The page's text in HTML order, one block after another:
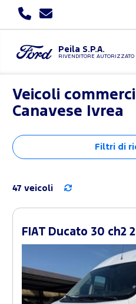
Peila S.P.A.
RIVENDITORE AUTORIZZATO
Veicoli
Canavese Ivrea
Filtri di
47 veicoli
FIAT Ducato 30 ch2